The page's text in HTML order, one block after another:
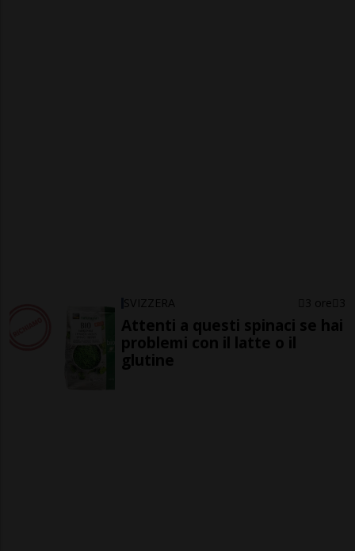
SVIZZERA 3 ore 3
Attenti a questi spinaci se hai
problemi con il latte o il
glutine